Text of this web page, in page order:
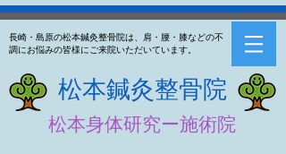
長崎・島原の松本鍼灸整骨院は、肩・腰・膝などの不
調にお悩みの皆様にご来院いただいています。
​松本鍼灸整骨院
松本身体研究ー施術院